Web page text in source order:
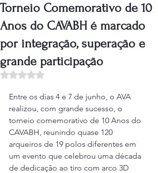
Torneio Comemorativo de 10
Anos do CAVABH é marcado
por integração, superação e
grande participação
Avaliado com NaN de 5 estrelas.
Entre os dias 4 e 7 de junho, o AVA
realizou, com grande sucesso, o
torneio comemorativo de 10 Anos do
CAVABH, reunindo quase 120
arqueiros de 19 polos diferentes em
um evento que celebrou uma década
de dedicação ao tiro com arco 3D